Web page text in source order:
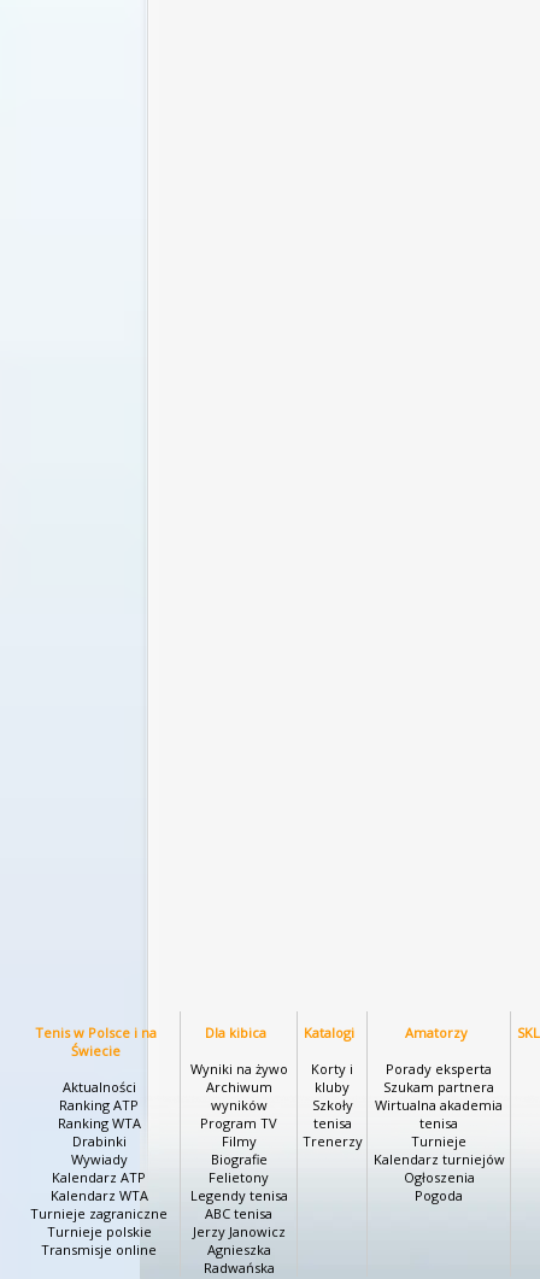
Tenis w Polsce i na
Świecie
Aktualności
Ranking ATP
Ranking WTA
Drabinki
Wywiady
Kalendarz ATP
Kalendarz WTA
Turnieje zagraniczne
Turnieje polskie
Transmisje online
Dla kibica
Wyniki na żywo
Archiwum
wyników
Program TV
Filmy
Biografie
Felietony
Legendy tenisa
ABC tenisa
Jerzy Janowicz
Agnieszka
Radwańska
Katalogi
Korty i
kluby
Szkoły
tenisa
Trenerzy
Amatorzy
Porady eksperta
Szukam partnera
Wirtualna akademia
tenisa
Turnieje
Kalendarz turniejów
Ogłoszenia
Pogoda